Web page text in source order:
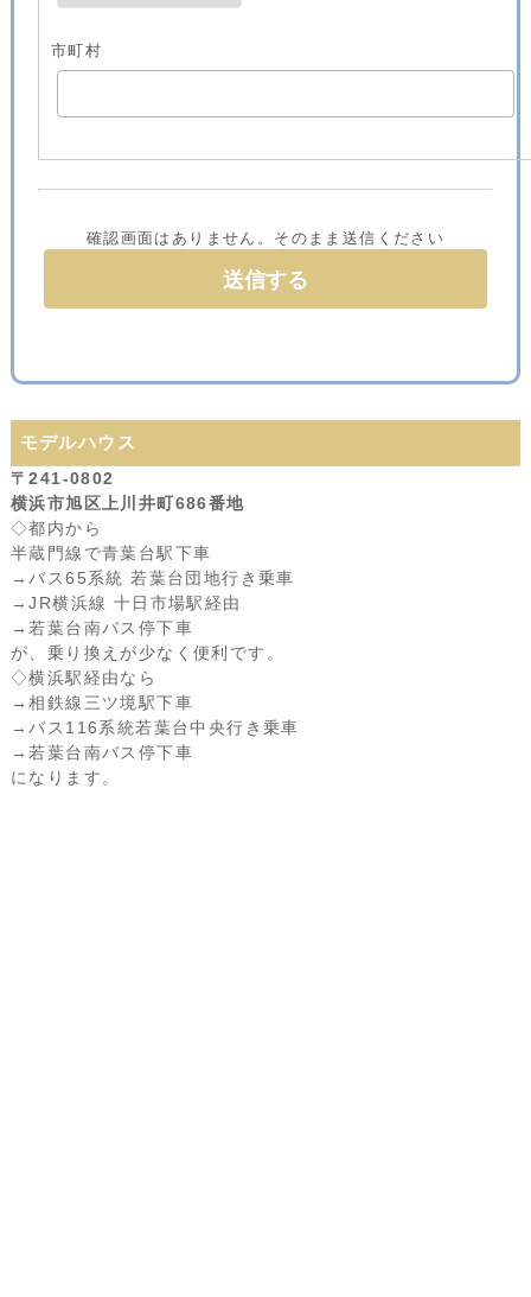
市町村
確認画面はありません。そのまま送信ください
モデルハウス
〒241-0802
横浜市旭区上川井町686番地
◇都内から
半蔵門線で青葉台駅下車
→バス65系統 若葉台団地行き乗車
→JR横浜線 十日市場駅経由
→若葉台南バス停下車
が、乗り換えが少なく便利です。
◇横浜駅経由なら
→相鉄線三ツ境駅下車
→バス116系統若葉台中央行き乗車
→若葉台南バス停下車
になります。